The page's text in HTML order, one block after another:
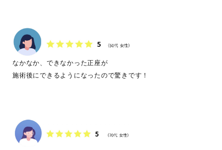
なかなか、できなかった正座が
施術後にできるようになったので驚きです！